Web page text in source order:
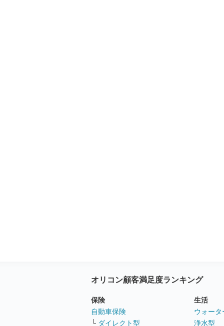
オリコン顧客満足度ランキング
保険
自動車保険
└ ダイレクト型
生活
ウォー
浄水型